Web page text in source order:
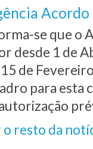
Acordo
se que o
desde 1 de
de
para esta
o resto da